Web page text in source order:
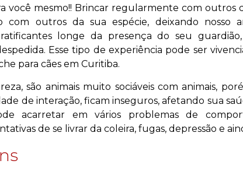
você mesmo!! Brincar regularmente com outros
com outros da sua espécie, deixando nosso
longe da presença do seu
Esse tipo de experiência pode ser
para cães em Curitiba.
são animais muito sociáveis com animais,
de interação, ficam inseguros, afetando sua
acarretar em vários problemas de
de se livrar da coleira, fugas, depressão e